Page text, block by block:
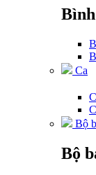
Ca
Bộ
Bộ